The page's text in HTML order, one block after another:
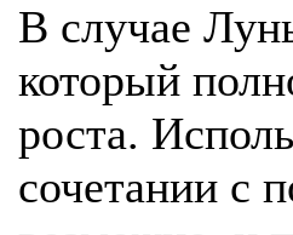
В случае
который
роста.
сочетании с